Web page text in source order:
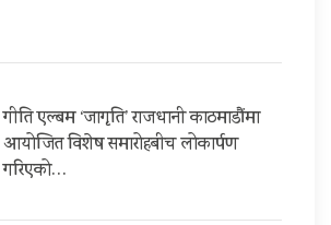
गीति एल्बम ‘जागृति’ राजधानी काठमाडौंमा
आयोजित विशेष समारोहबीच लोकार्पण
गरिएको…